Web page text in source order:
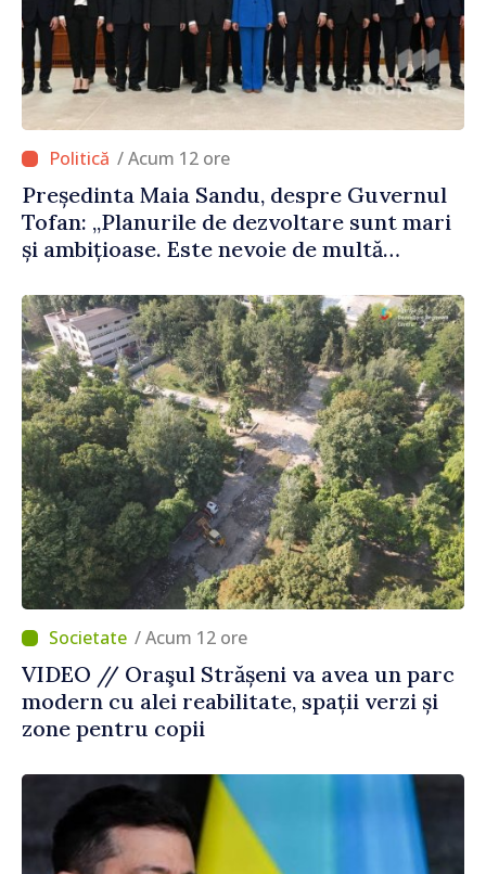
/ Acum 12 ore
Președinta Maia Sandu, despre Guvernul
Tofan: „Planurile de dezvoltare sunt mari
și ambițioase. Este nevoie de multă
/ Acum 12 ore
VIDEO // Oraşul Strășeni va avea un parc
modern cu alei reabilitate, spații verzi și
zone pentru copii